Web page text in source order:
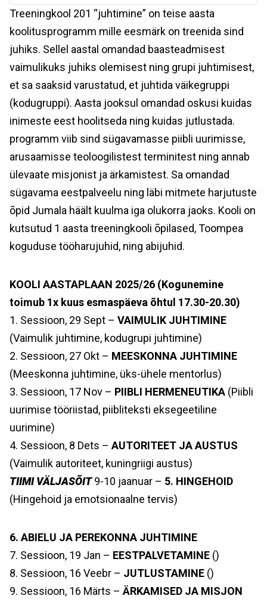
Treeningkool 201 “juhtimine” on teise aasta
koolitusprogramm mille eesmärk on treenida sind
juhiks. Sellel aastal omandad baasteadmisest
vaimulikuks juhiks olemisest ning grupi juhtimisest,
et sa saaksid varustatud, et juhtida väikegruppi
(kodugruppi). Aasta jooksul omandad oskusi kuidas
inimeste eest hoolitseda ning kuidas jutlustada.
programm viib sind sügavamasse piibli uurimisse,
arusaamisse teoloogilistest terminitest ning annab
ülevaate misjonist ja ärkamistest. Sa omandad
sügavama eestpalveelu ning läbi mitmete harjutuste
õpid Jumala häält kuulma iga olukorra jaoks. Kooli on
kutsutud 1 aasta treeningkooli õpilased, Toompea
koguduse tööharujuhid, ning abijuhid.
KOOLI AASTAPLAAN 2025/26 (Kogunemine
toimub 1x kuus esmaspäeva õhtul 17.30-20.30)
1. Sessioon, 29 Sept – VAIMULIK JUHTIMINE
(Vaimulik juhtimine, kodugrupi juhtimine)
2. Sessioon, 27 Okt – MEESKONNA JUHTIMINE
(Meeskonna juhtimine, üks-ühele mentorlus)
3. Sessioon, 17 Nov – PIIBLI HERMENEUTIKA (Piibli
uurimise tööriistad, piibliteksti eksegeetiline
uurimine)
4. Sessioon, 8 Dets –AUTORITEET JA AUSTUS
(Vaimulik autoriteet, kuningriigi austus)
TIIMI VÄLJASÕIT9-10 jaanuar – 5. HINGEHOID
(Hingehoid ja emotsionaalne tervis)
6. ABIELU JA PEREKONNA JUHTIMINE
7. Sessioon, 19 Jan – EESTPALVETAMINE ()
8. Sessioon, 16 Veebr – JUTLUSTAMINE ()
9. Sessioon, 16 Märts – ÄRKAMISED JA MISJON